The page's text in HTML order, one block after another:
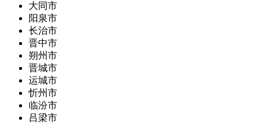
大同市
阳泉市
长治市
晋中市
朔州市
晋城市
运城市
忻州市
临汾市
吕梁市